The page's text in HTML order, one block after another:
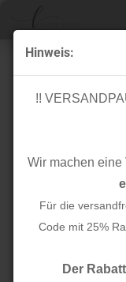
Hinweis:
!!
Wir machen eine
Für die
Code mit 25%
Der
Gurtverschieber -